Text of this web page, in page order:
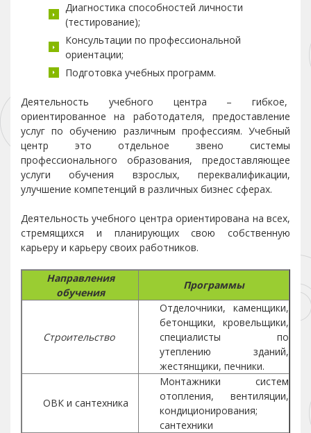
Диагностика способностей личности
(тестирование);
Консультации по профессиональной
ориентации;
Подготовка учебных программ.
Деятельность учебного центра – гибкое,
ориентированное на работодателя, предоставление
услуг по обучению различным профессиям. Учебный
центр это отдельное звено системы
профессионального образования, предоставляющее
услуги обучения взрослых, переквалификации,
улучшение компетенций в различных бизнес сферах.
Деятельность учебного центра ориентирована на всех,
стремящихся и планирующих свою собственную
карьеру и карьеру своих работников.
Направления
обучения
Программы
Строительство
Отделочники, каменщики,
бетонщики, кровельщики,
специалисты по
утеплению зданий,
жестянщики, печники.
ОВК и сантехника
Монтажники систем
отопления, вентиляции,
кондиционирования;
сантехники